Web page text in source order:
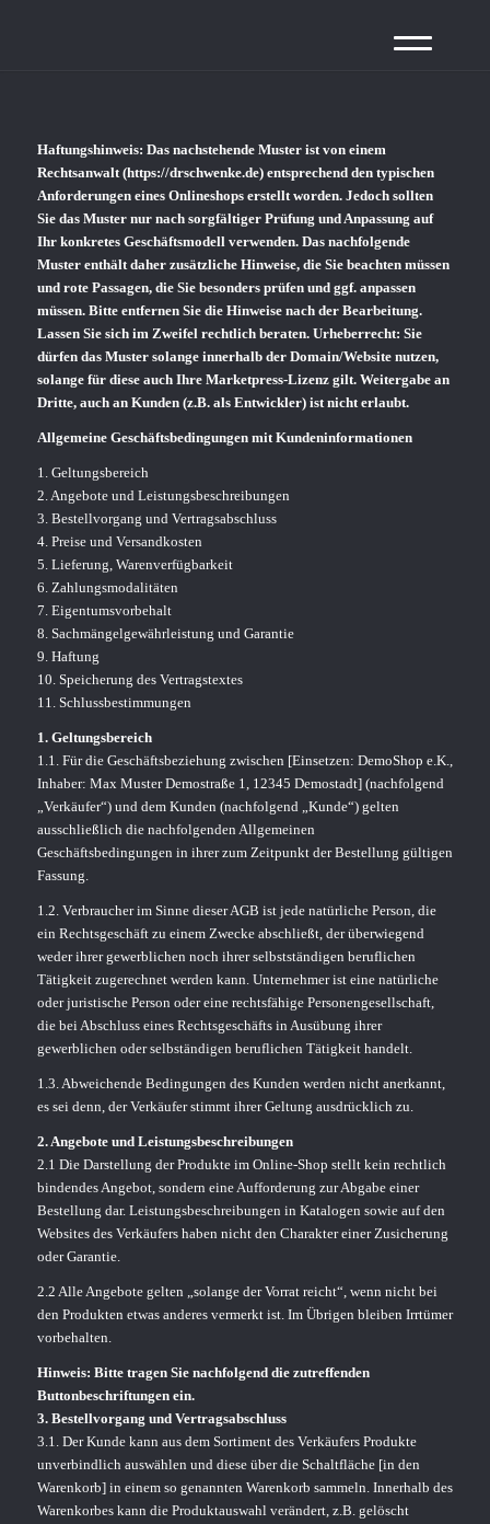
Haftungshinweis: Das nachstehende Muster ist von einem
Rechtsanwalt (https://drschwenke.de) entsprechend den typischen
Anforderungen eines Onlineshops erstellt worden. Jedoch sollten
Sie das Muster nur nach sorgfältiger Prüfung und Anpassung auf
Ihr konkretes Geschäftsmodell verwenden. Das nachfolgende
Muster enthält daher zusätzliche Hinweise, die Sie beachten müssen
und rote Passagen, die Sie besonders prüfen und ggf. anpassen
müssen. Bitte entfernen Sie die Hinweise nach der Bearbeitung.
Lassen Sie sich im Zweifel rechtlich beraten. Urheberrecht: Sie
dürfen das Muster solange innerhalb der Domain/Website nutzen,
solange für diese auch Ihre Marketpress-Lizenz gilt. Weitergabe an
Dritte, auch an Kunden (z.B. als Entwickler) ist nicht erlaubt.
Allgemeine Geschäftsbedingungen mit Kundeninformationen
1. Geltungsbereich
2. Angebote und Leistungsbeschreibungen
3. Bestellvorgang und Vertragsabschluss
4. Preise und Versandkosten
5. Lieferung, Warenverfügbarkeit
6. Zahlungsmodalitäten
7. Eigentumsvorbehalt
8. Sachmängelgewährleistung und Garantie
9. Haftung
10. Speicherung des Vertragstextes
11. Schlussbestimmungen
1. Geltungsbereich
1.1. Für die Geschäftsbeziehung zwischen [Einsetzen: DemoShop e.K.,
Inhaber: Max Muster Demostraße 1, 12345 Demostadt] (nachfolgend
„Verkäufer“) und dem Kunden (nachfolgend „Kunde“) gelten
ausschließlich die nachfolgenden Allgemeinen
Geschäftsbedingungen in ihrer zum Zeitpunkt der Bestellung gültigen
Fassung.
1.2. Verbraucher im Sinne dieser AGB ist jede natürliche Person, die
ein Rechtsgeschäft zu einem Zwecke abschließt, der überwiegend
weder ihrer gewerblichen noch ihrer selbstständigen beruflichen
Tätigkeit zugerechnet werden kann. Unternehmer ist eine natürliche
oder juristische Person oder eine rechtsfähige Personengesellschaft,
die bei Abschluss eines Rechtsgeschäfts in Ausübung ihrer
gewerblichen oder selbständigen beruflichen Tätigkeit handelt.
1.3. Abweichende Bedingungen des Kunden werden nicht anerkannt,
es sei denn, der Verkäufer stimmt ihrer Geltung ausdrücklich zu.
2. Angebote und Leistungsbeschreibungen
2.1 Die Darstellung der Produkte im Online-Shop stellt kein rechtlich
bindendes Angebot, sondern eine Aufforderung zur Abgabe einer
Bestellung dar. Leistungsbeschreibungen in Katalogen sowie auf den
Websites des Verkäufers haben nicht den Charakter einer Zusicherung
oder Garantie.
2.2 Alle Angebote gelten „solange der Vorrat reicht“, wenn nicht bei
den Produkten etwas anderes vermerkt ist. Im Übrigen bleiben Irrtümer
vorbehalten.
Hinweis: Bitte tragen Sie nachfolgend die zutreffenden
Buttonbeschriftungen ein.
3. Bestellvorgang und Vertragsabschluss
3.1. Der Kunde kann aus dem Sortiment des Verkäufers Produkte
unverbindlich auswählen und diese über die Schaltfläche [in den
Warenkorb] in einem so genannten Warenkorb sammeln. Innerhalb des
Warenkorbes kann die Produktauswahl verändert, z.B. gelöscht